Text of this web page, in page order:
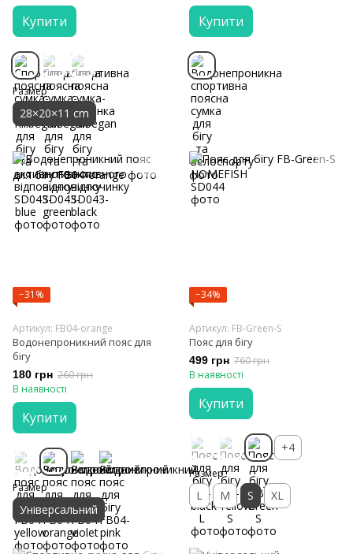
Купити
Размер
28×20×11 cm
Купити
−31%
Артикул: FB04-orange
Водонепроникний пояс для
бігу
180 грн 260 грн
В наявності
Купити
Размер
Універсальний
−34%
Артикул: FB-Green-S
Пояс для бігу
499 грн 760 грн
В наявності
Купити
+4
Размер
L M S XL